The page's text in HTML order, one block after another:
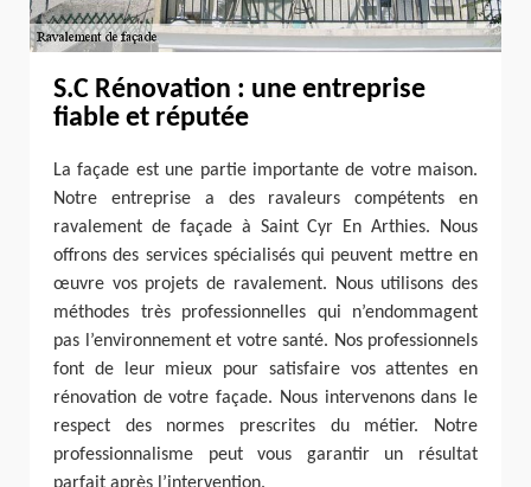
S.C Rénovation : une entreprise
fiable et réputée
La façade est une partie importante de votre maison.
Notre entreprise a des ravaleurs compétents en
ravalement de façade à Saint Cyr En Arthies. Nous
offrons des services spécialisés qui peuvent mettre en
œuvre vos projets de ravalement. Nous utilisons des
méthodes très professionnelles qui n’endommagent
pas l’environnement et votre santé. Nos professionnels
font de leur mieux pour satisfaire vos attentes en
rénovation de votre façade. Nous intervenons dans le
respect des normes prescrites du métier. Notre
professionnalisme peut vous garantir un résultat